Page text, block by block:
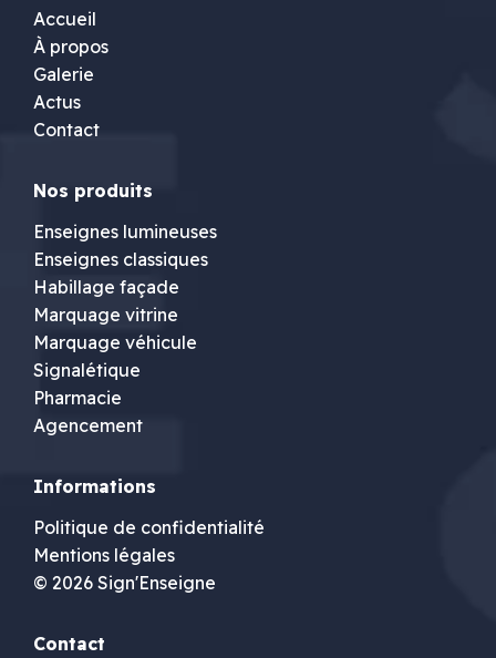
Accueil
À propos
Galerie
Actus
Contact
Nos produits
Enseignes lumineuses
Enseignes classiques
Habillage façade
Marquage vitrine
Marquage véhicule
Signalétique
Pharmacie
Agencement
Informations
Politique de confidentialité
Mentions légales
© 2026 Sign'Enseigne
Contact